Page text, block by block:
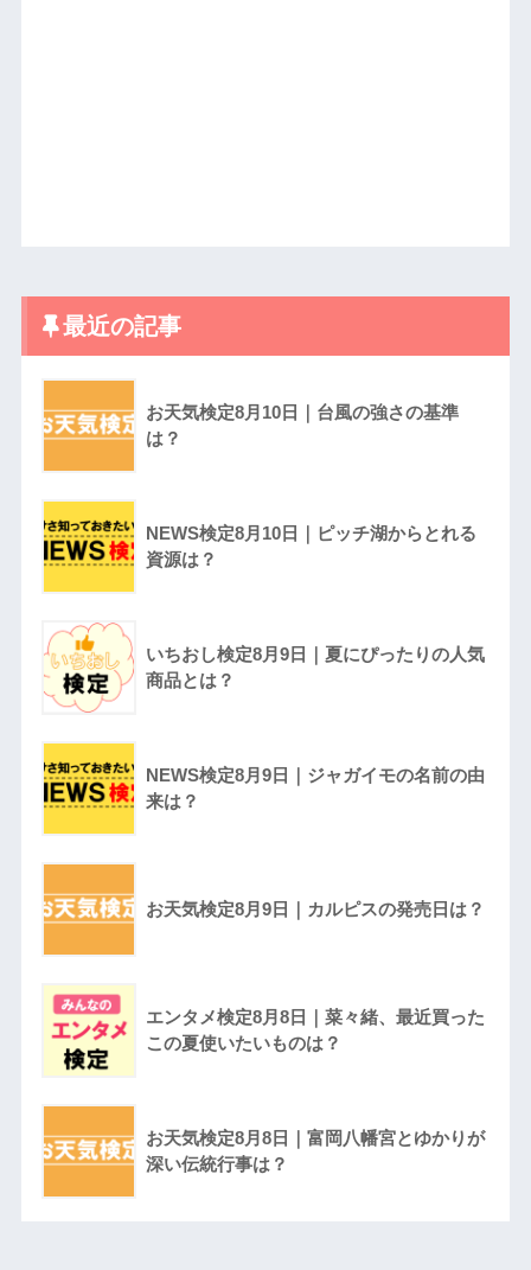
最近の記事
お天気検定8月10日｜台風の強さの基準
は？
NEWS検定8月10日｜ピッチ湖からとれる
資源は？
いちおし検定8月9日｜夏にぴったりの人気
商品とは？
NEWS検定8月9日｜ジャガイモの名前の由
来は？
お天気検定8月9日｜カルピスの発売日は？
エンタメ検定8月8日｜菜々緒、最近買った
この夏使いたいものは？
お天気検定8月8日｜富岡八幡宮とゆかりが
深い伝統行事は？